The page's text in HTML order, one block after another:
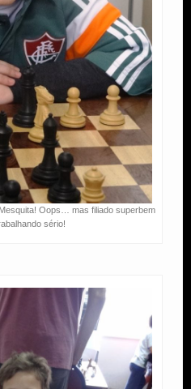
Oops… mas filiado superbem
sério!